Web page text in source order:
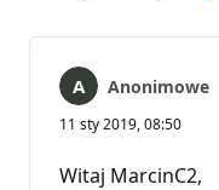
Anonimowe
11 sty 2019, 08:50
Witaj MarcinC2,